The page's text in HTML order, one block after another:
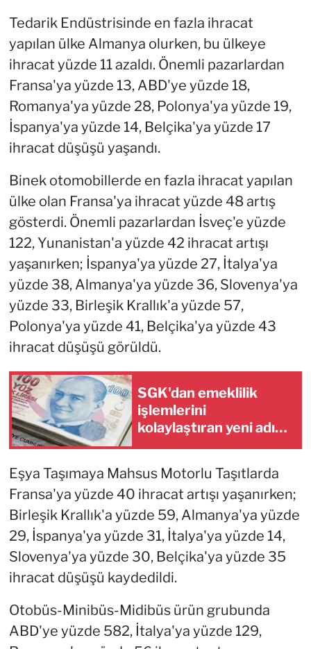
Tedarik Endüstrisinde en fazla ihracat
yapılan ülke Almanya olurken, bu ülkeye
ihracat yüzde 11 azaldı. Önemli pazarlardan
Fransa'ya yüzde 13, ABD'ye yüzde 18,
Romanya'ya yüzde 28, Polonya'ya yüzde 19,
İspanya'ya yüzde 14, Belçika'ya yüzde 17
ihracat düşüşü yaşandı.
Binek otomobillerde en fazla ihracat yapılan
ülke olan Fransa'ya ihracat yüzde 48 artış
gösterdi. Önemli pazarlardan İsveç'e yüzde
122, Yunanistan'a yüzde 42 ihracat artışı
yaşanırken; İspanya'ya yüzde 27, İtalya'ya
yüzde 38, Almanya'ya yüzde 36, Slovenya'ya
yüzde 33, Birleşik Krallık'a yüzde 57,
Polonya'ya yüzde 41, Belçika'ya yüzde 43
ihracat düşüşü görüldü.
SGK'dan emeklilik
işlemlerini
kolaylaştıran yeni adım
Eşya Taşımaya Mahsus Motorlu Taşıtlarda
Fransa'ya yüzde 40 ihracat artışı yaşanırken;
Birleşik Krallık'a yüzde 59, Almanya'ya yüzde
29, İspanya'ya yüzde 31, İtalya'ya yüzde 14,
Slovenya'ya yüzde 30, Belçika'ya yüzde 35
ihracat düşüşü kaydedildi.
Otobüs-Minibüs-Midibüs ürün grubunda
ABD'ye yüzde 582, İtalya'ya yüzde 129,